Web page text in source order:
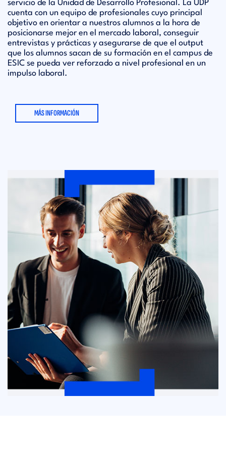
servicio de la Unidad de Desarrollo Profesional. La UDP
cuenta con un equipo de profesionales cuyo principal
objetivo en orientar a nuestros alumnos a la hora de
posicionarse mejor en el mercado laboral, conseguir
entrevistas y prácticas y asegurarse de que el output
que los alumnos sacan de su formación en el campus de
ESIC se pueda ver reforzado a nivel profesional en un
impulso laboral.
MÁS INFORMACIÓN